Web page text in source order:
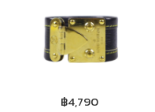
฿4,790